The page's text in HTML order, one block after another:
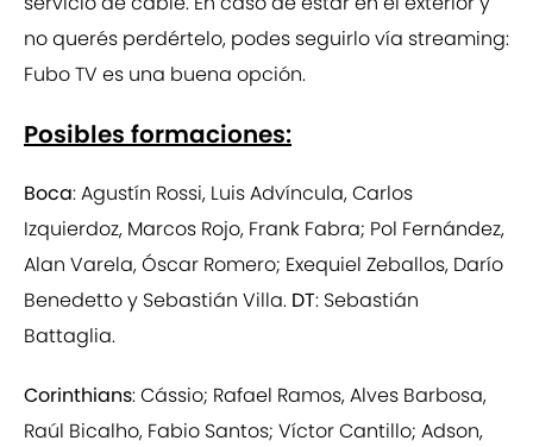
no querés perdértelo, podes seguirlo vía streaming:
Fubo TV es una buena opción.
Posibles formaciones:
Boca: Agustín Rossi, Luis Advíncula, Carlos
Izquierdoz, Marcos Rojo, Frank Fabra; Pol Fernández,
Alan Varela, Óscar Romero; Exequiel Zeballos, Darío
Benedetto y Sebastián Villa. DT: Sebastián
Battaglia.
Corinthians: Cássio; Rafael Ramos, Alves Barbosa,
Raúl Bicalho, Fabio Santos; Víctor Cantillo; Adson,